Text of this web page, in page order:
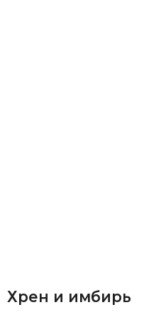
Хрен и имбирь